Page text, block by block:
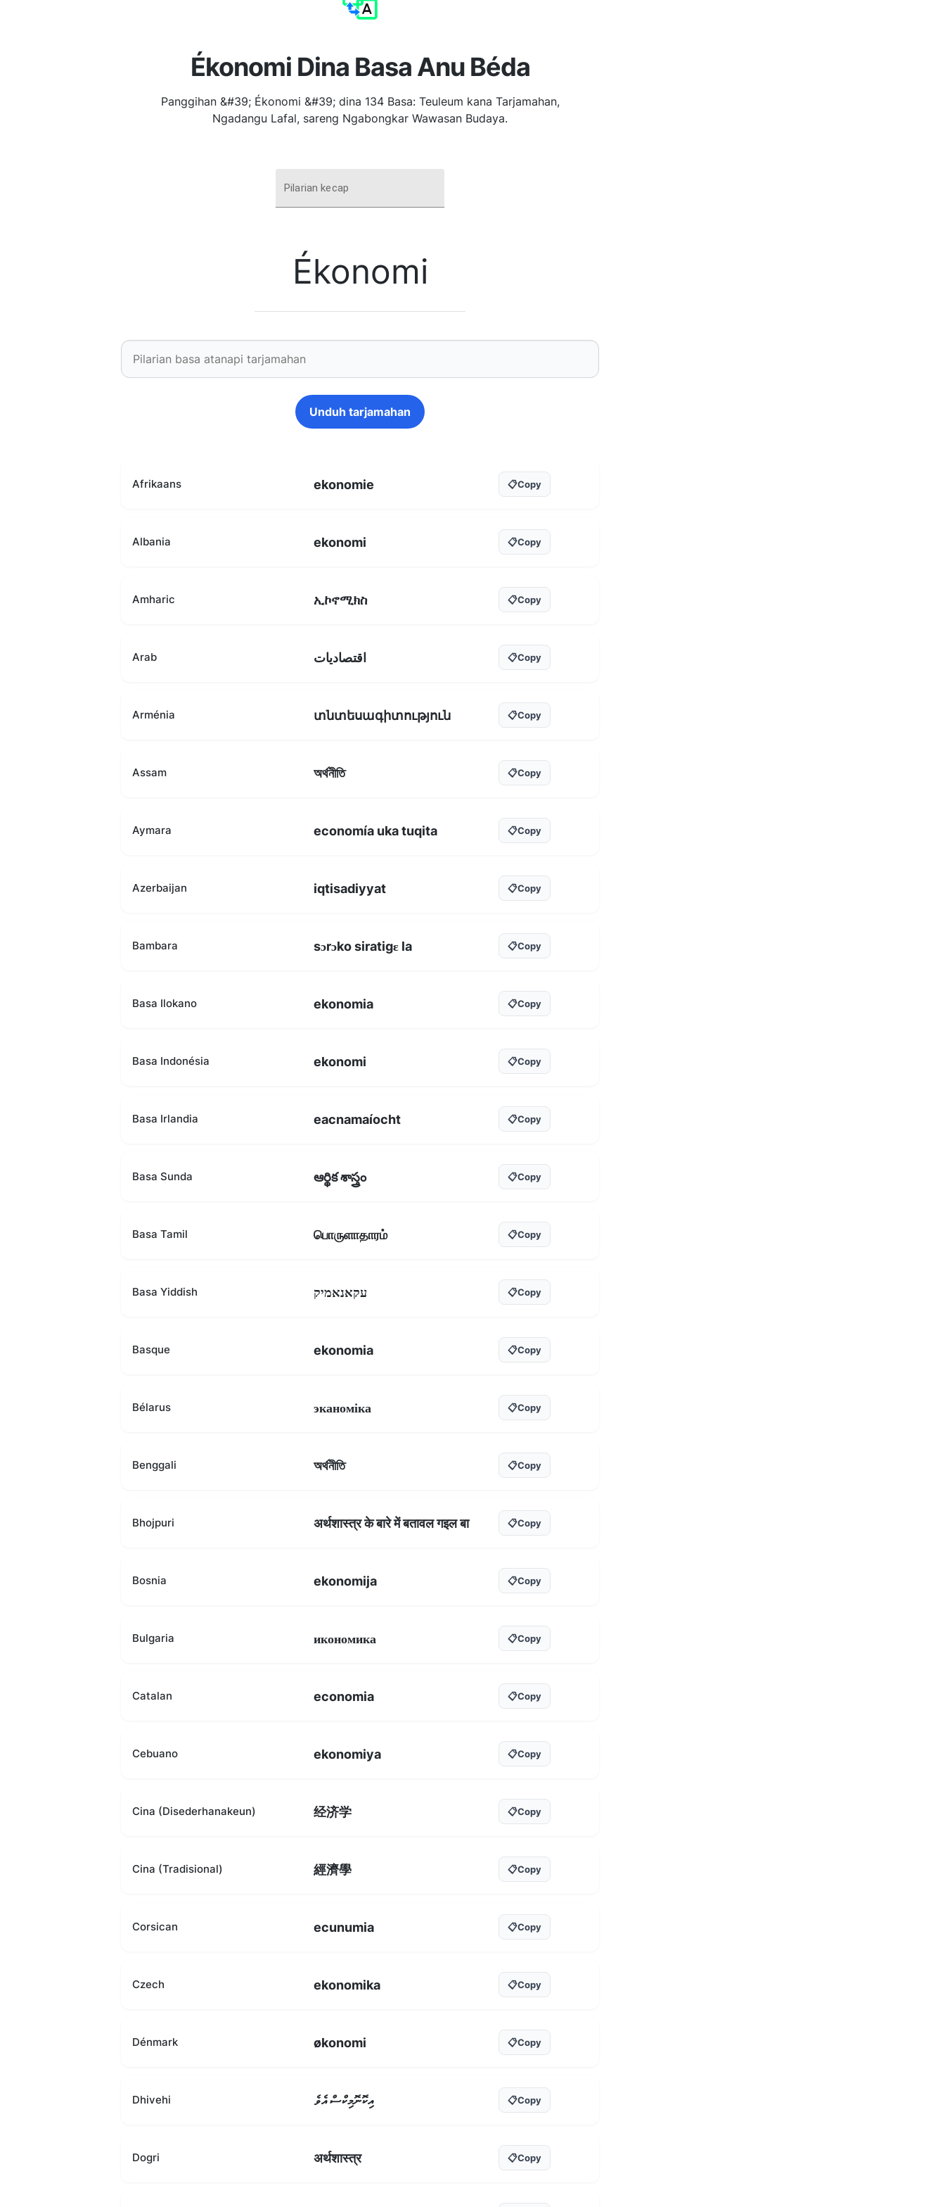
Ékonomi Dina Basa Anu Béda
Panggihan &#39; Ékonomi &#39; dina 134 Basa: Teuleum kana Tarjamahan,
Ngadangu Lafal, sareng Ngabongkar Wawasan Budaya.
Pilarian kecap
Ékonomi
Unduh tarjamahan
Afrikaans ekonomie 📋Copy
Albania ekonomi 📋Copy
Amharic ኢኮኖሚክስ 📋Copy
Arab اقتصاديات 📋Copy
Arménia տնտեսագիտություն 📋Copy
Assam অৰ্থনীতি 📋Copy
Aymara economía uka tuqita 📋Copy
Azerbaijan iqtisadiyyat 📋Copy
Bambara sɔrɔko siratigɛ la 📋Copy
Basa Ilokano ekonomia 📋Copy
Basa Indonésia ekonomi 📋Copy
Basa Irlandia eacnamaíocht 📋Copy
Basa Sunda ఆర్థిక శాస్త్రం 📋Copy
Basa Tamil பொருளாதாரம் 📋Copy
Basa Yiddish עקאנאמיק 📋Copy
Basque ekonomia 📋Copy
Bélarus эканоміка 📋Copy
Benggali অর্থনীতি 📋Copy
Bhojpuri अर्थशास्त्र के बारे में बतावल गइल बा 📋Copy
Bosnia ekonomija 📋Copy
Bulgaria икономика 📋Copy
Catalan economia 📋Copy
Cebuano ekonomiya 📋Copy
Cina (Disederhanakeun) 经济学 📋Copy
Cina (Tradisional) 經濟學 📋Copy
Corsican ecunumia 📋Copy
Czech ekonomika 📋Copy
Dénmark økonomi 📋Copy
Dhivehi އިކޮނޮމިކްސް އެވެ 📋Copy
Dogri अर्थशास्त्र 📋Copy